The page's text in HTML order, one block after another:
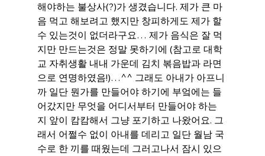
해야하는 불상사(?)가 생겼습니다. 제가 큰 마
음 먹고 해보려고 했지만 창피하게도 제가 할
수 있는것이 없더라구요… 제가 음식은 잘 먹
지만 만드는것은 정말 못하기에 (참고로 대학
교 자취생활 내내 가운데 김치 볶음밥과 라면
으로 연명하였음!)…^^ 그래도 아내가 아프니
까 일단 뭔가를 만들어야 하기에 부엌에는 들
어갔지만 무엇을 어디서부터 만들어야 하는
지 앞이 캄캄해서 그냥 포기하고 나왔어요. 그
래서 어쩔수 없이 아내를 데리고 일단 월남 국
수로 한 끼를 때웠는데 그러고나서 잠시 있으